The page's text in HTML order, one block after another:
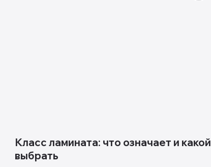
Класс ламината: что означает и какой
выбрать